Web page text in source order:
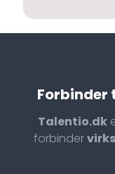
Forbinder
Talentio.dk
forbinder